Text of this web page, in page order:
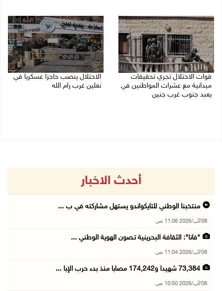
قوات الاحتلال تجري تحقيقات
ميدانية مع عشرات المواطنين في
يعبد جنوب غرب جنين
الاحتلال ينصب حاجزا عسكريا في
نعلين غرب رام الله
أحدث الاخبار
منتخبنا الوطني للتايكواندو يستهل مشاركته في ب ...
08/آب/2026 11:06 ص
"فانا": الثقافة البحرينية تـصون الهوية الوطني ...
08/آب/2026 11:04 ص
73,384 شهيدا و174,242 مصابا منذ بدء حرب الإبا ...
08/آب/2026 10:50 ص